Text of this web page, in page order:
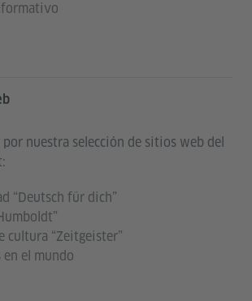
nuestra selección de sitios web del
“Deutsch für dich”
cultura “Zeitgeister”
el mundo